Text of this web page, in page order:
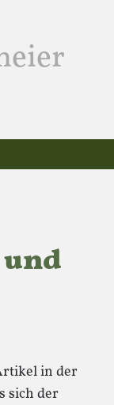
in der
sich der